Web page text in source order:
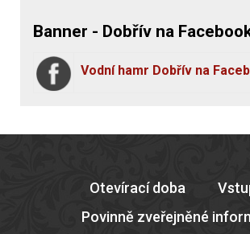
Banner - Dobřív na
Vodní hamr Dobřív na
Otevírací doba
Povinně zveřejněné